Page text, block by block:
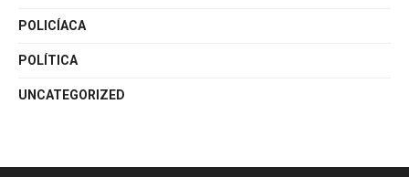
POLICÍACA
POLÍTICA
UNCATEGORIZED